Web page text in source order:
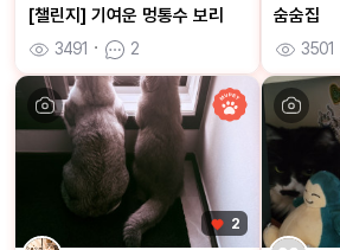
[챌린지] 기여운 멍통수 보리
3491 ㆍ 2
숨숨집
3501
2